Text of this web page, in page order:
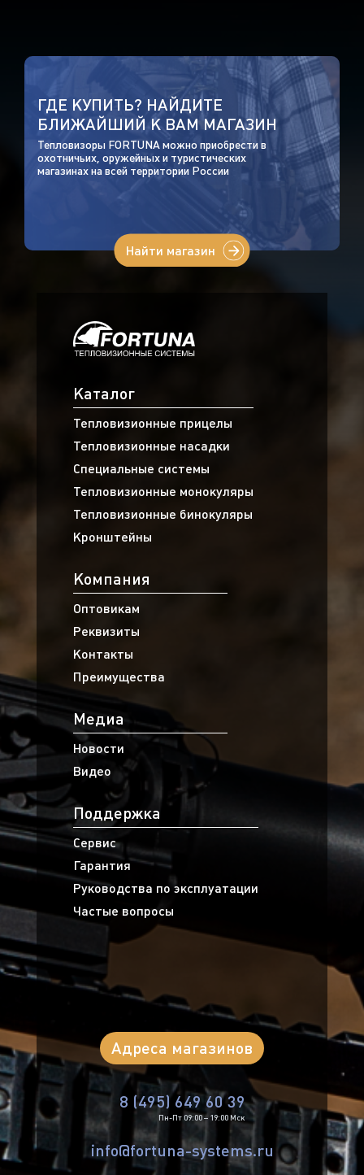
ГДЕ КУПИТЬ? НАЙДИТЕ
БЛИЖАЙШИЙ К ВАМ МАГАЗИН
Тепловизоры FORTUNA можно приобрести в
охотничьих, оружейных и туристических
магазинах на всей территории России
Найти магазин
Каталог
Тепловизионные прицелы
Тепловизионные насадки
Специальные системы
Тепловизионные монокуляры
Тепловизионные бинокуляры
Кронштейны
Компания
Оптовикам
Реквизиты
Контакты
Преимущества
Медиа
Новости
Видео
Поддержка
Сервис
Гарантия
Руководства по эксплуатации
Частые вопросы
Адреса магазинов
8 (495) 649 60 39
Пн-Пт 09:00 – 19:00 Мск
info@fortuna-systems.ru